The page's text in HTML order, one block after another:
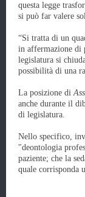
questa legge
si può far valere
“Si tratta di un
in affermazione di
legislatura si
possibilità di una
La posizione di
anche durante il
di legislatura.
Nello specifico,
"deontologia
paziente; che la
quale corrisponda